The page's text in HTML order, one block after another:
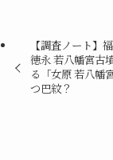
【調査ノート】
徳永 若八幡宮古
る「女原 若八幡
つ巴紋？